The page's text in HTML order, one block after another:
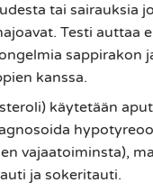
tai sairauksia
Testi auttaa
sappirakon
kanssa.
käytetään
vajaatoiminsta),
ja sokeritauti.